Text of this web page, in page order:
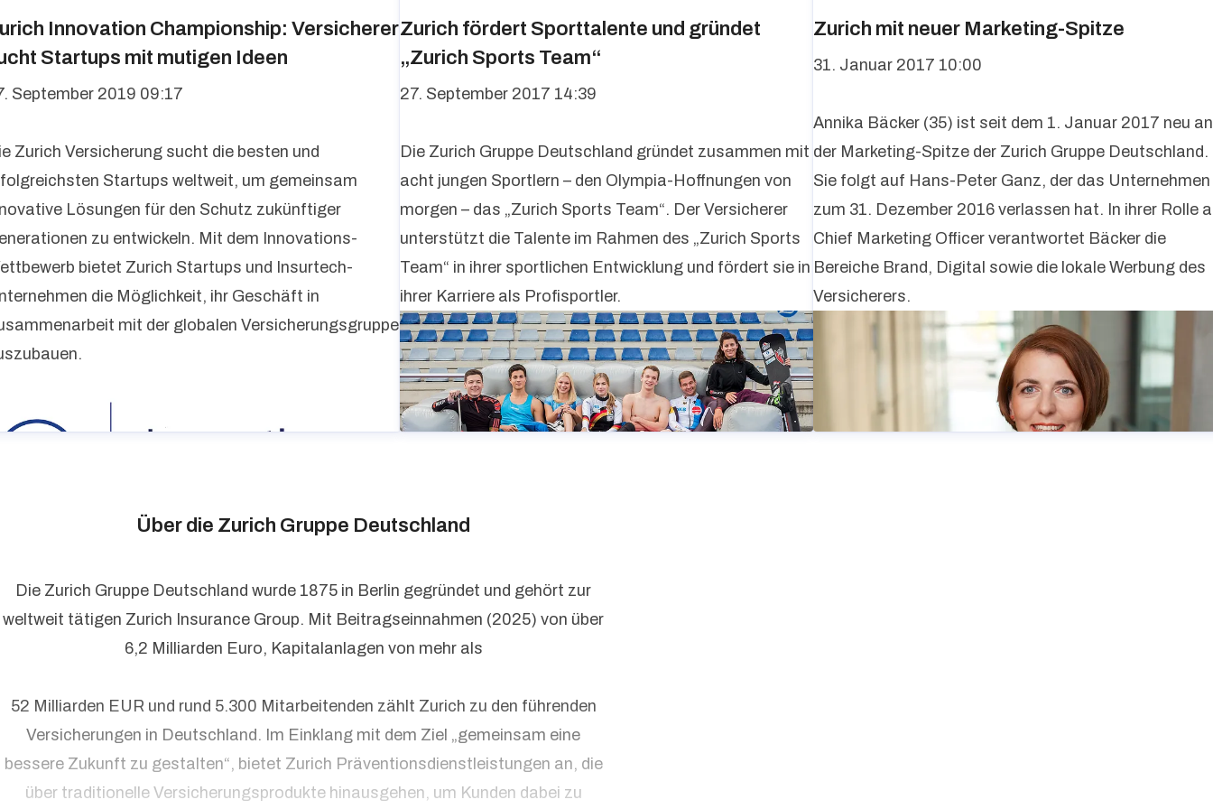
Innovation Championship: Versicherer
Startups mit mutigen Ideen
September 2019 09:17
Zurich Versicherung sucht die besten und
Startups weltweit, um gemeinsam
Lösungen für den Schutz zukünftiger
zu entwickeln. Mit dem Innovations-
bietet Zurich Startups und Insurtech-
die Möglichkeit, ihr Geschäft in
mit der globalen Versicherungsgruppe
Zurich fördert Sporttalente und gründet
„Zurich Sports Team“
27. September 2017 14:39
Die Zurich Gruppe Deutschland gründet zusammen mit
acht jungen Sportlern – den Olympia-Hoffnungen von
morgen – das „Zurich Sports Team“. Der Versicherer
unterstützt die Talente im Rahmen des „Zurich Sports
Team“ in ihrer sportlichen Entwicklung und fördert sie in
ihrer Karriere als Profisportler.
Zurich mit neuer Marketing-Spitze
31. Januar 2017 10:00
Annika Bäcker (35) ist seit dem 1. Januar 2017 neu an
der Marketing-Spitze der Zurich Gruppe Deutschland.
Sie folgt auf Hans-Peter Ganz, der das Unternehmen
zum 31. Dezember 2016 verlassen hat. In ihrer Rolle
Chief Marketing Officer verantwortet Bäcker die
Bereiche Brand, Digital sowie die lokale Werbung des
Versicherers.
Über die Zurich Gruppe Deutschland
Die Zurich Gruppe Deutschland wurde 1875 in Berlin gegründet und gehört zur
weltweit tätigen Zurich Insurance Group. Mit Beitragseinnahmen (2025) von über
6,2 Milliarden Euro, Kapitalanlagen von mehr als
52 Milliarden EUR und rund 5.300 Mitarbeitenden zählt Zurich zu den führenden
Versicherungen in Deutschland. Im Einklang mit dem Ziel „gemeinsam eine
bessere Zukunft zu gestalten“, bietet Zurich Präventionsdienstleistungen an, die
über traditionelle Versicherungsprodukte hinausgehen, um Kunden dabei zu